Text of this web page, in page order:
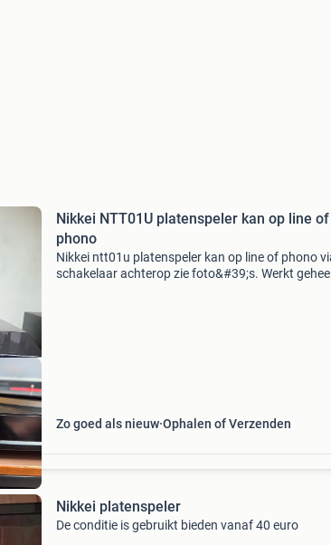
Nikkei NTT01U platenspeler kan op line of
phono
Nikkei ntt01u platenspeler kan op line of phono
schakelaar achterop zie foto&#39;s. Werkt geheel
Zo goed als nieuw Ophalen of Verzenden
Nikkei platenspeler
De conditie is gebruikt bieden vanaf 40 euro